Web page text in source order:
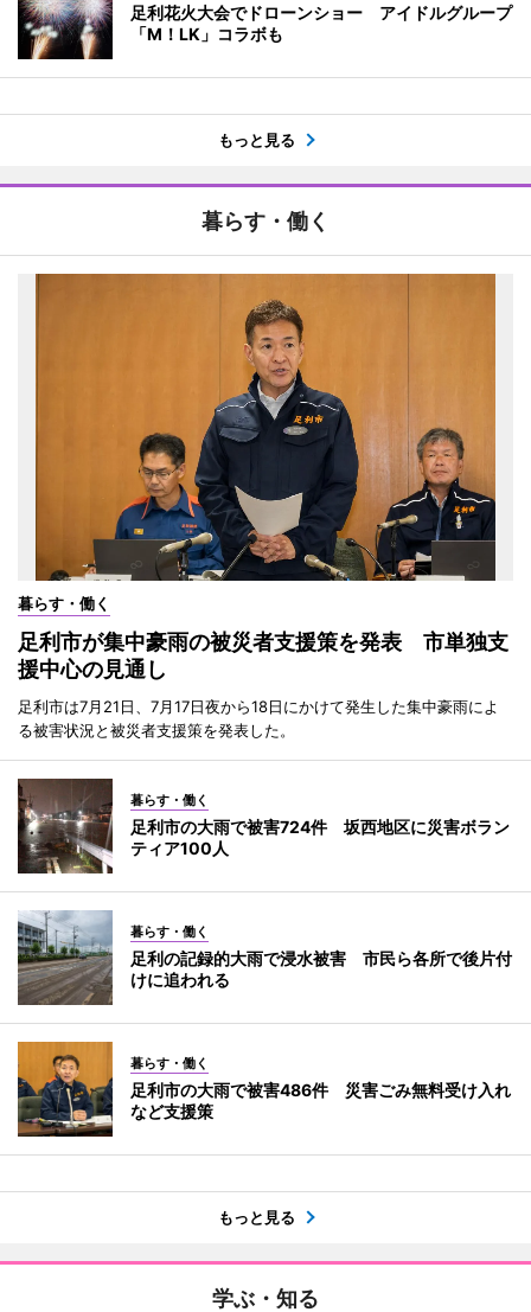
足利花火大会でドローンショー アイドルグループ
「M！LK」コラボも
もっと見る
暮らす・働く
暮らす・働く
足利市が集中豪雨の被災者支援策を発表 市単独支
援中心の見通し
足利市は7月21日、7月17日夜から18日にかけて発生した集中豪雨によ
る被害状況と被災者支援策を発表した。
暮らす・働く
足利市の大雨で被害724件 坂西地区に災害ボラン
ティア100人
暮らす・働く
足利の記録的大雨で浸水被害 市民ら各所で後片付
けに追われる
暮らす・働く
足利市の大雨で被害486件 災害ごみ無料受け入れ
など支援策
もっと見る
学ぶ・知る